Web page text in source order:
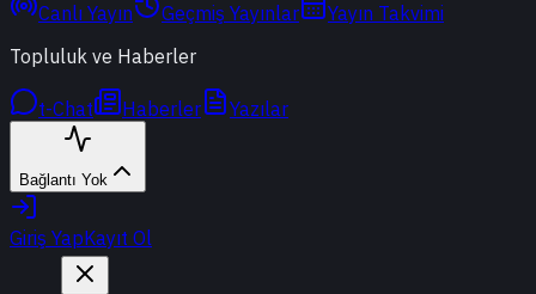
Canlı Yayın Geçmiş Yayınlar
Yayın Takvimi
Topluluk ve Haberler
t-Chat Haberler Yazılar
Bağlantı Yok
Giriş YapKayıt Ol